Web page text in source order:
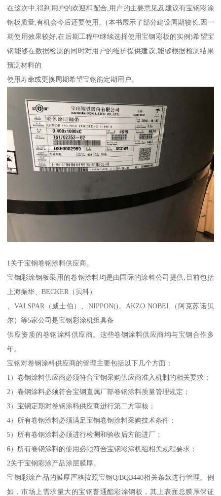
在这次中,得到用户的欢迎和配合,用户的主要意见及建议有宝钢彩涂
钢板质量,有机会今后还要使用。(本书展示了部分建设周期较长,因一
期使用效果较好,在后期工程中继续选择使用宝钢彩板的实例)希望宝
钢能够在数据检测的同时对用户的维护提供建议,能够根据检测结果
预测材料的
使用寿命或更换周期希望宝钢能定期用户。
1关于宝钢卷钢涂料供应商。
宝钢彩涂钢板采用的卷钢涂料均是由国际的涂料公司提供,目前包括
上海振华、BECKER（贝科）
、VALSPAR（威士伯）、NIPPON()、AKZO NOBEL（阿克苏诺贝
尔）等5家公司是宝钢彩涂机组具备
供应资质的卷钢涂料供应商。这些卷钢涂料供应商均与宝钢合作多
年。
宝钢对卷钢涂料供应商的管理主要包括以下几个方面：
1）卷钢涂料供应商必须符合宝钢采购供应商准入机制的相关要求；
2）卷钢涂料必须符合宝钢直属厂部卷钢涂料质量管理规定；
3）宝钢定期对卷钢涂料供应商进行第二方审核；
4）所有卷钢涂料必须满足宝钢卷钢涂料采购技术条件；
5）所有卷钢涂料必须进行检测和验收后方能进厂；
6）所有卷钢涂料的使用必须符合宝钢彩涂机组相关规程要求；
2关于宝钢彩涂产品涂层膜厚。
宝钢彩涂产品的膜厚严格按照宝钢Q/BQB440相关条款进行管理。例
如，市场上需求量大的宝钢普通酯彩涂钢板，其上表面总膜厚保证